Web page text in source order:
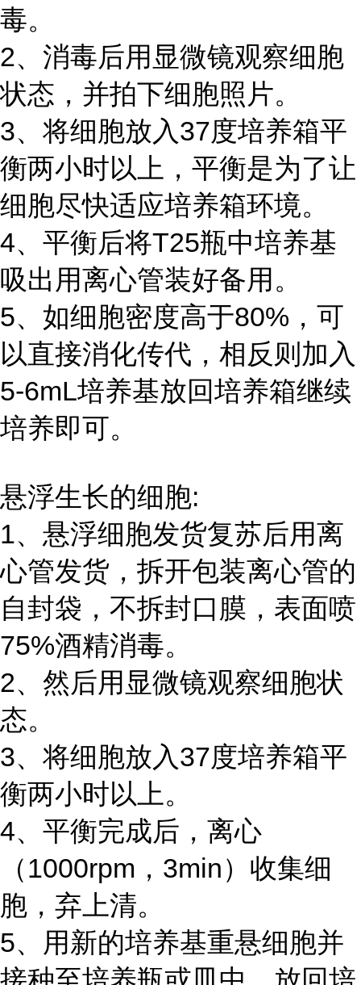
毒。
2、消毒后用显微镜观察细胞
状态，并拍下细胞照片。
3、将细胞放入37度培养箱平
衡两小时以上，平衡是为了让
细胞尽快适应培养箱环境。
4、平衡后将T25瓶中培养基
吸出用离心管装好备用。
5、如细胞密度高于80%，可
以直接消化传代，相反则加入
5-6mL培养基放回培养箱继续
培养即可。
悬浮生长的细胞:
1、悬浮细胞发货复苏后用离
心管发货，拆开包装离心管的
自封袋，不拆封口膜，表面喷
75%酒精消毒。
2、然后用显微镜观察细胞状
态。
3、将细胞放入37度培养箱平
衡两小时以上。
4、平衡完成后，离心
（1000rpm，3min）收集细
胞，弃上清。
5、用新的培养基重悬细胞并